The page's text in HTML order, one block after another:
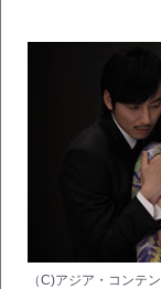
（C)アジア・コン